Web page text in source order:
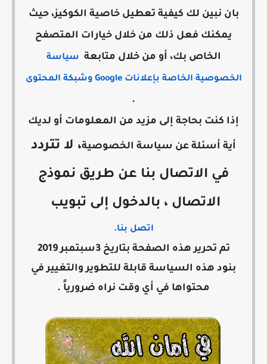
بان نبين لك كيفية تعطيل خاصية الكوكيز، حيث
يمكنك فعل ذلك من خلال خيارات المتصفح
الخاص بك، أو من خلال متابعة
سياسة
الخصوصية الخاصة بإعلانات Google وشبكة المحتوى
.
إذا كنت بحاجة إلى مزيد من المعلومات أو لديك
أية أسئلة عن سياسة الخصوصية، لا تتردد
في الاتصال بنا عن طريق نموذج
الاتصال ، بالدخول إلى تبويب
اتصل بنا.
تم تحرير هذه الصفحة بتاريخ 3سبتمبر 2019
بنود هذه السياسة قابلة للتطوير والتغيير في
محتواها في أي وقت نراه ضرورياً .